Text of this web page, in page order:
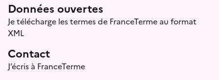
Données ouvertes
Je télécharge les termes de FranceTerme au format
XML
Contact
J’écris à FranceTerme